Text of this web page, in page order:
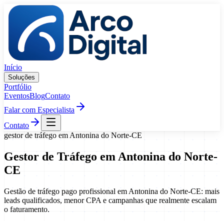
Pular para o conteúdo
Início
Soluções
Portfólio
EventosBlogContato
Falar com Especialista
Contato
gestor de tráfego em Antonina do Norte-CE
Gestor de Tráfego em Antonina do Norte-
CE
Gestão de tráfego pago profissional em Antonina do Norte-CE: mais
leads qualificados, menor CPA e campanhas que realmente escalam
o faturamento.